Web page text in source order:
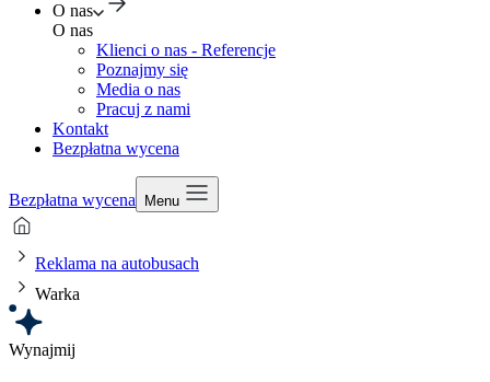
O nas
O nas
Klienci o nas - Referencje
Poznajmy się
Media o nas
Pracuj z nami
Kontakt
Bezpłatna wycena
Bezpłatna wycena Menu
Reklama na autobusach
Warka
Wynajmij